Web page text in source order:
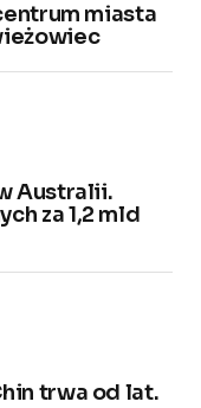
miasta
Australii.
za 1,2 mld
trwa od lat.